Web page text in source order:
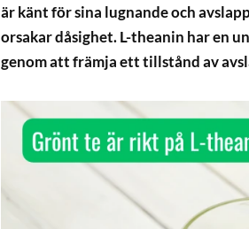
är känt för sina lugnande och
orsakar dåsighet. L-theanin har en
genom att främja ett tillstånd av